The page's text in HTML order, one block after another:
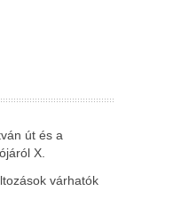
út és a
X.
várhatók